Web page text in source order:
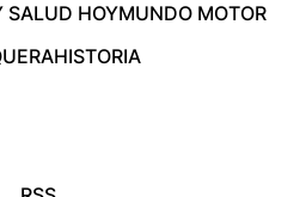
SALUD HOYMUNDO MOTOR
HISTORIA